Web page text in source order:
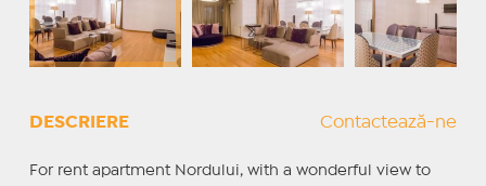
DESCRIERE Contactează-ne
For rent apartment Nordului, with a wonderful view to